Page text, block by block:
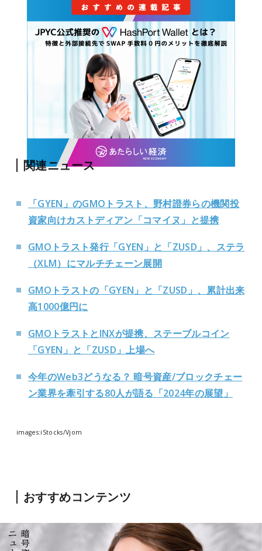
関連ニュース
「GYEN」のGMOトラスト、野村證券らの機関投
資家向けカストディアン「コマイヌ」と提携
GMOトラスト発行「GYEN」と「ZUSD」、ステラ
（XLM）にマルチチェーン展開
GMOトラストの「GYEN」と「ZUSD」、累計出来
高1000億円に
GMOトラストとINXが提携、ステーブルコイン
「GYEN」と「ZUSD」上場へ
今年のWeb3どうなる？ 暗号資産/ブロックチェー
ン業界を牽引する80人が語る「2024年の展望」
images:iStocks/Vjom
おすすめコンテンツ